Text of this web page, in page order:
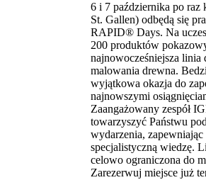
6 i 7 października po
St. Gallen) odbędą się
RAPID® Days. Na
200 produktów
najnowocześniejsza linia
malowania drewna.
wyjątkowa okazja do
najnowszymi
Zaangażowany zespół
towarzyszyć Państwu
wydarzenia,
specjalistyczną wiedzę.
celowo ograniczona do
Zarezerwuj miejsce już